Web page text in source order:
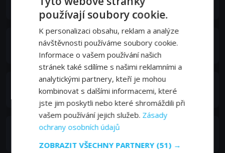
Jonathan Penner
Morris Codman
George Plimpton
Gerald Orange
používají soubory cookie.
K personalizaci obsahu, reklam a analýze
návštěvnosti používáme soubory cookie.
Informace o vašem používání našich
stránek také sdílíme s našimi reklamními a
analytickými partnery, kteří je mohou
kombinovat s dalšími informacemi, které
jste jim poskytli nebo které shromáždili při
vašem používání jejich služeb. Zásady
ochrany osobních údajů
ZOBRAZIT VŠECHNY PARTNERY (51) →